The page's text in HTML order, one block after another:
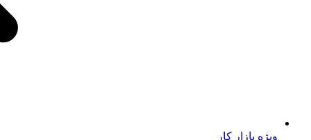
ویژه بازار کار